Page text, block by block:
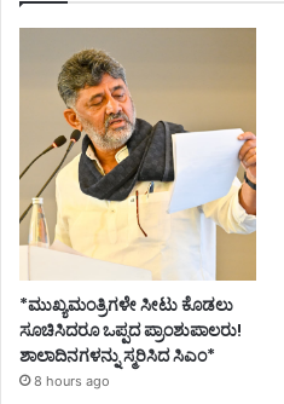
*ಮುಖ್ಯಮಂತ್ರಿಗಳೇ ಸೀಟು ಕೊಡಲು
ಸೂಚಿಸಿದರೂ ಒಪ್ಪದ ಪ್ರಾಂಶುಪಾಲರು!
ಶಾಲಾದಿನಗಳನ್ನು ಸ್ಮರಿಸಿದ ಸಿಎಂ*
8 hours ago